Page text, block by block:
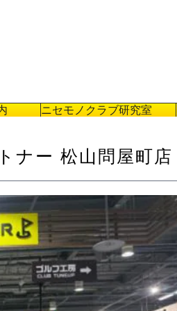
ニセモノクラブ研究室
ナー 松山問屋町店